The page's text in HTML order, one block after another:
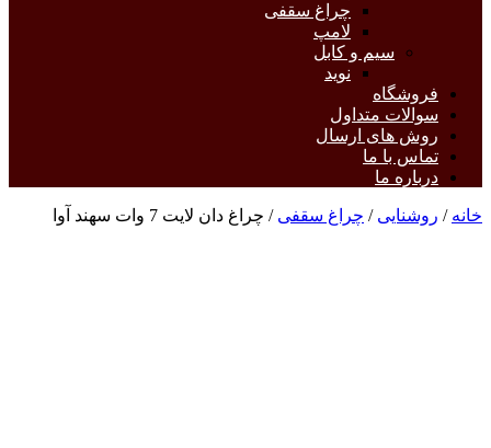
چراغ سقفی
لامپ
سیم و کابل
نوید
فروشگاه
سوالات متداول
روش های ارسال
تماس با ما
درباره ما
خانه / روشنایی / چراغ سقفی / چراغ دان لایت 7 وات سهند آوا